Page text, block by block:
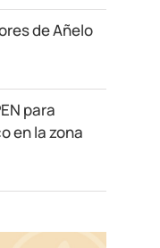
de Añelo
para
en la zona